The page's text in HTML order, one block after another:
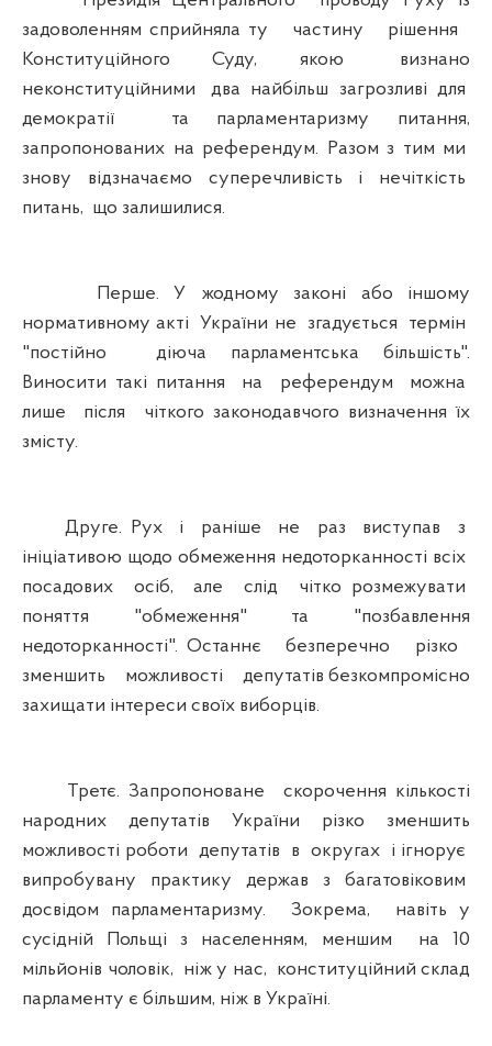
задоволенням сприйняла ту частину рішення
Конституційного Суду, якою визнано
неконституційними два найбільш загрозливі для
демократії та парламентаризму питання,
запропонованих на референдум. Разом з тим ми
знову відзначаємо суперечливість і нечіткість
питань, що залишилися.
Перше. У жодному законі або іншому
нормативному акті України не згадується термін
"постійно діюча парламентська більшість".
Виносити такі питання на референдум можна
лише після чіткого законодавчого визначення їх
змісту.
Друге. Рух і раніше не раз виступав з
ініціативою щодо обмеження недоторканності всіх
посадових осіб, але слід чітко розмежувати
поняття "обмеження" та "позбавлення
недоторканності". Останнє безперечно різко
зменшить можливості депутатів безкомпромісно
захищати інтереси своїх виборців.
Третє. Запропоноване скорочення кількості
народних депутатів України різко зменшить
можливості роботи депутатів в округах і ігнорує
випробувану практику держав з багатовіковим
досвідом парламентаризму. Зокрема, навіть у
сусідній Польщі з населенням, меншим на 10
мільйонів чоловік, ніж у нас, конституційний склад
парламенту є більшим, ніж в Україні.